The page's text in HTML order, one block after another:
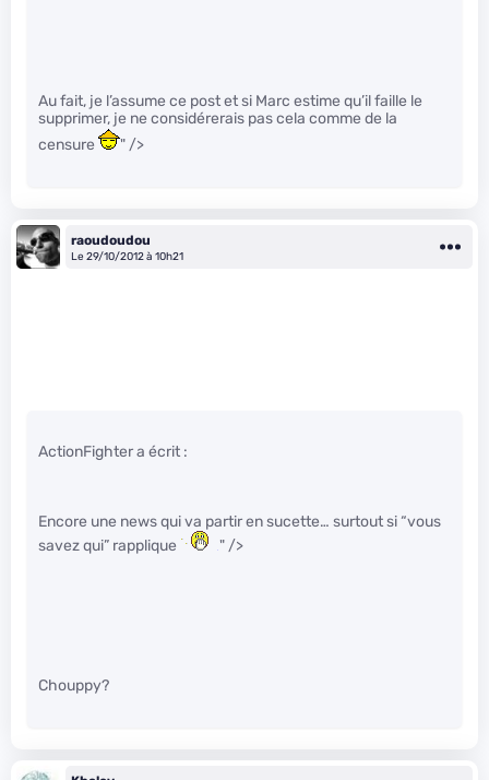
Au fait, je l’assume ce post et si Marc estime qu’il faille le
supprimer, je ne considérerais pas cela comme de la
censure
" />
raoudoudou
Le 29/10/2012 à 10h21
ActionFighter a écrit :
Encore une news qui va partir en sucette… surtout si “vous
savez qui” rapplique
" />
Chouppy?